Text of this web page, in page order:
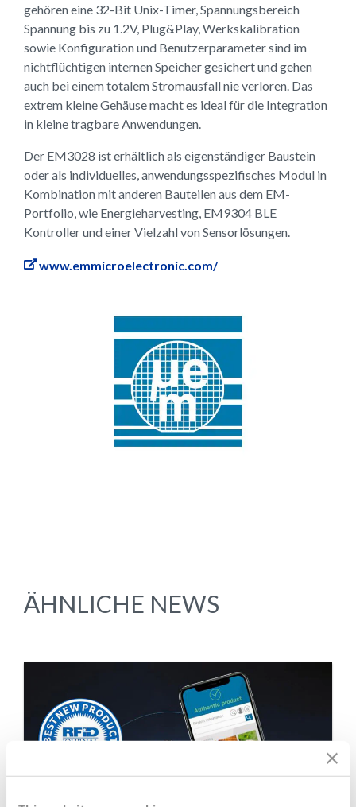
gehören eine 32-Bit Unix-Timer, Spannungsbereich
Spannung bis zu 1.2V, Plug&Play, Werkskalibration
sowie Konfiguration und Benutzerparameter sind im
nichtflüchtigen internen Speicher gesichert und gehen
auch bei einem totalem Stromausfall nie verloren. Das
extrem kleine Gehäuse macht es ideal für die Integration
in kleine tragbare Anwendungen.
Der EM3028 ist erhältlich als eigenständiger Baustein
oder als individuelles, anwendungsspezifisches Modul in
Kombination mit anderen Bauteilen aus dem EM-
Portfolio, wie Energieharvesting, EM9304 BLE
Kontroller und einer Vielzahl von Sensorlösungen.
www.emmicroelectronic.com/
ÄHNLICHE NEWS